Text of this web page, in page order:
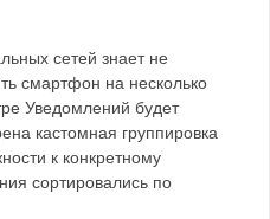
сетей знает не
смартфон на несколько
Уведомлений будет
кастомная группировка
к конкретному
сортировались по